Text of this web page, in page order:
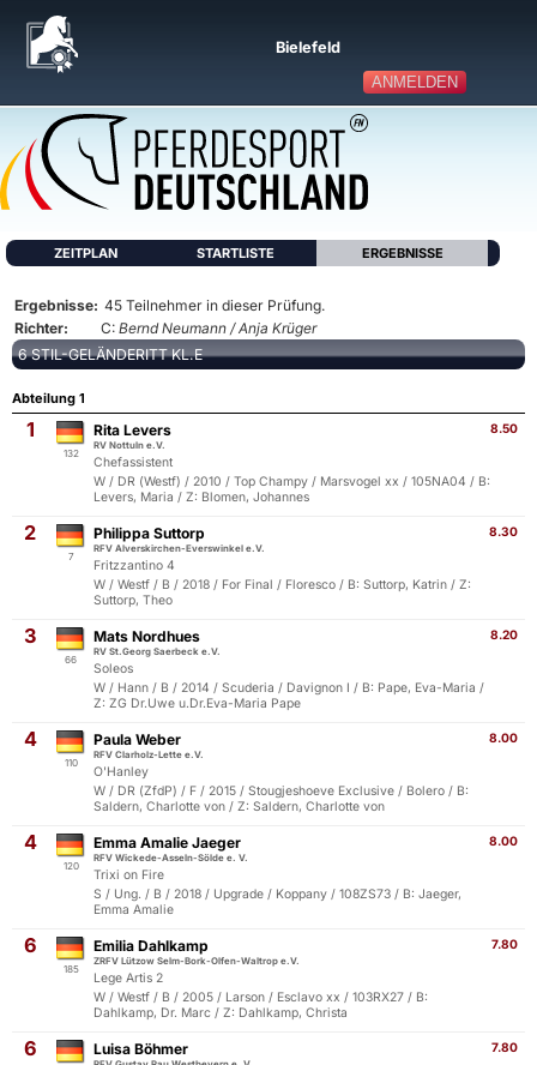
ANMELDEN
Bielefeld
ZEITPLAN STARTLISTE ERGEBNISSE
Ergebnisse: 45 Teilnehmer in dieser Prüfung.
Richter:
C: Bernd Neumann / Anja Krüger
6 STIL-GELÄNDERITT KL.E
Abteilung 1
1
132
8.50
Rita Levers
RV Nottuln e.V.
Chefassistent
W / DR (Westf) / 2010 / Top Champy / Marsvogel xx / 105NA04 / B:
Levers, Maria / Z: Blomen, Johannes
2
7
8.30
Philippa Suttorp
RFV Alverskirchen-Everswinkel e.V.
Fritzzantino 4
W / Westf / B / 2018 / For Final / Floresco / B: Suttorp, Katrin / Z:
Suttorp, Theo
3
66
8.20
Mats Nordhues
RV St.Georg Saerbeck e.V.
Soleos
W / Hann / B / 2014 / Scuderia / Davignon I / B: Pape, Eva-Maria /
Z: ZG Dr.Uwe u.Dr.Eva-Maria Pape
4
110
8.00
Paula Weber
RFV Clarholz-Lette e.V.
O'Hanley
W / DR (ZfdP) / F / 2015 / Stougjeshoeve Exclusive / Bolero / B:
Saldern, Charlotte von / Z: Saldern, Charlotte von
4
120
8.00
Emma Amalie Jaeger
RFV Wickede-Asseln-Sölde e. V.
Trixi on Fire
S / Ung. / B / 2018 / Upgrade / Koppany / 108ZS73 / B: Jaeger,
Emma Amalie
6
185
7.80
Emilia Dahlkamp
ZRFV Lützow Selm-Bork-Olfen-Waltrop e.V.
Lege Artis 2
W / Westf / B / 2005 / Larson / Esclavo xx / 103RX27 / B:
Dahlkamp, Dr. Marc / Z: Dahlkamp, Christa
6 7.80
Luisa Böhmer